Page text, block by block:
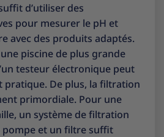
d’utiliser des
pour mesurer le pH et
avec des produits adaptés.
piscine de plus grande
testeur électronique peut
pratique. De plus, la filtration
primordiale. Pour une
un système de filtration
pompe et un filtre suffit